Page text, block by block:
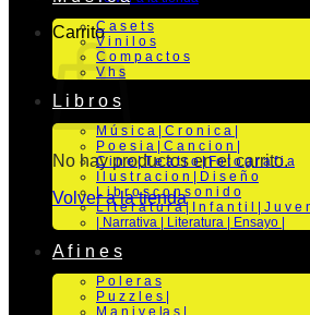
Carrito
No hay productos en el carrito.
Volver a la tienda
C a s e t s
V i n i l o s
C o m p a c t o s
V h s
L i b r o s
M ú s i c a | C r o n i c a |
P o e s i a | C a n c i o n |
C i n e | T e a t r o | Fo t o g r a f i a
I l u s t r a c i o n | D i s e ñ o
L i b r o s c o n s o n i d o
L i t e r a t u r a | I n f a n t i l | J u v e n
| Narrativa | Literatura | Ensayo |
A f i n e s
P o l e r a s
P u z z l e s |
M a n i v e la s |